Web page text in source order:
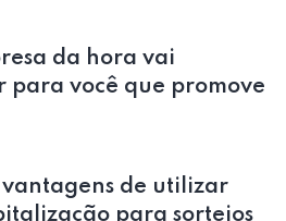
da hora vai
para você que promove
vantagens de utilizar
para sorteios